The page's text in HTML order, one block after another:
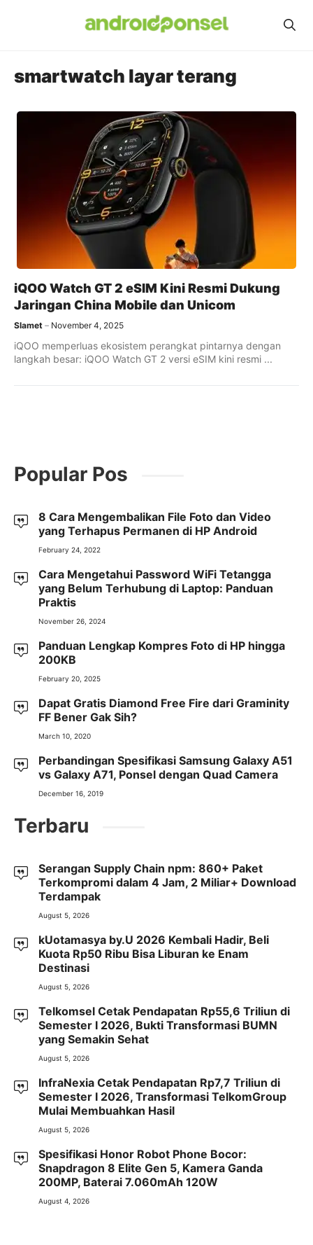
smartwatch layar terang
iQOO Watch GT 2 eSIM Kini Resmi Dukung
Jaringan China Mobile dan Unicom
Slamet November 4, 2025
iQOO memperluas ekosistem perangkat pintarnya dengan
langkah besar: iQOO Watch GT 2 versi eSIM kini resmi ...
Popular Pos
8 Cara Mengembalikan File Foto dan Video
yang Terhapus Permanen di HP Android
February 24, 2022
Cara Mengetahui Password WiFi Tetangga
yang Belum Terhubung di Laptop: Panduan
Praktis
November 26, 2024
Panduan Lengkap Kompres Foto di HP hingga
200KB
February 20, 2025
Dapat Gratis Diamond Free Fire dari Graminity
FF Bener Gak Sih?
March 10, 2020
Perbandingan Spesifikasi Samsung Galaxy A51
vs Galaxy A71, Ponsel dengan Quad Camera
December 16, 2019
Terbaru
Serangan Supply Chain npm: 860+ Paket
Terkompromi dalam 4 Jam, 2 Miliar+ Download
Terdampak
August 5, 2026
kUotamasya by.U 2026 Kembali Hadir, Beli
Kuota Rp50 Ribu Bisa Liburan ke Enam
Destinasi
August 5, 2026
Telkomsel Cetak Pendapatan Rp55,6 Triliun di
Semester I 2026, Bukti Transformasi BUMN
yang Semakin Sehat
August 5, 2026
InfraNexia Cetak Pendapatan Rp7,7 Triliun di
Semester I 2026, Transformasi TelkomGroup
Mulai Membuahkan Hasil
August 5, 2026
Spesifikasi Honor Robot Phone Bocor:
Snapdragon 8 Elite Gen 5, Kamera Ganda
200MP, Baterai 7.060mAh 120W
August 4, 2026